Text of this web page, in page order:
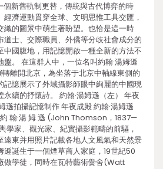
個新舊軌制更替，傳統與古代博弈的時
濟運動貫穿全球、文明思惟工具交匯，
織的圖景中萌生著盼望。也恰是這一時
道士、交際職員、外僑等分歧社會成分的
中國腹地，用記憶開啟一種全新的方法不
。 在這群人中，一位名叫約翰·湯姆遜
轉離開北京，為坐落于北京中軸線東側的
記憶展示了外域攝影師眼中絢麗的中國現
續的抒懷詩。 約翰·湯姆遜（左） 年夜
遜拍攝記憶制作 年夜成殿 約翰·湯姆遜
翰·湯 姆 遜 (John Thomson，1837—
學家、觀光家、紀實攝影範疇的前驅，
遠東并用照片記載各地人文風氣和天然景
誕生于一個煙草商人家庭，19世紀50
做學徒，同時在瓦特藝術黌舍(Watt